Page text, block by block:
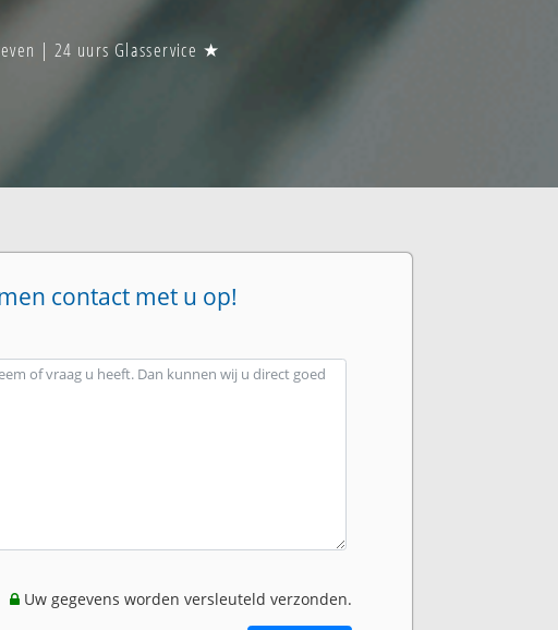
| 24 uurs Glasservice ★
contact met u op!
Uw gegevens worden versleuteld verzonden.